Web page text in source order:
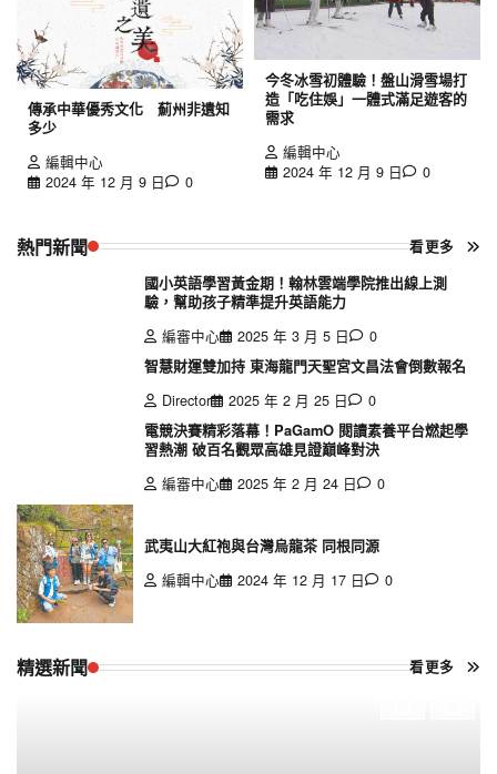
傳承中華優秀文化 薊州非遺知
多少
編輯中心
2024 年 12 月 9 日
0
今冬冰雪初體驗！盤山滑雪場打
造「吃住娛」一體式滿足遊客的
需求
編輯中心
2024 年 12 月 9 日
0
熱門新聞 看更多
國小英語學習黃金期！翰林雲端學院推出線上測
驗，幫助孩子精準提升英語能力
編審中心
2025 年 3 月 5 日
0
智慧財運雙加持 東海龍門天聖宮文昌法會倒數報名
Director
2025 年 2 月 25 日
0
電競決賽精彩落幕！PaGamO 閱讀素養平台燃起學
習熱潮 破百名觀眾高雄見證巔峰對決
編審中心
2025 年 2 月 24 日 0
武夷山大紅袍與台灣烏龍茶 同根同源
編輯中心
2024 年 12 月 17 日 0
精選新聞 看更多